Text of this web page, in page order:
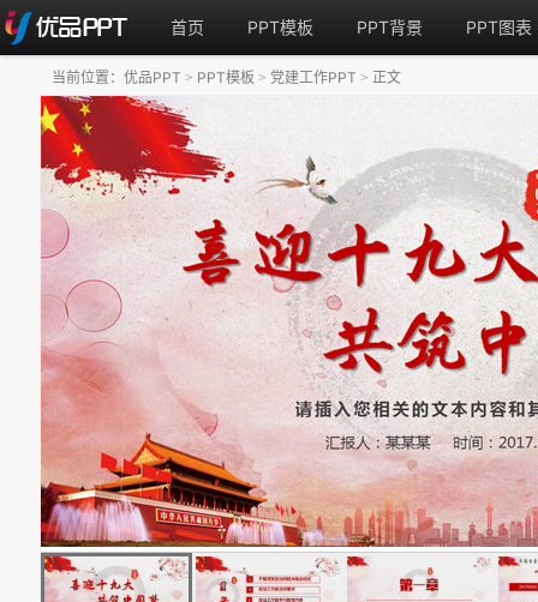
首页 PPT模板 PPT背景 PPT图表
当前位置： 优品PPT > PPT模板 > 党建工作PPT > 正文